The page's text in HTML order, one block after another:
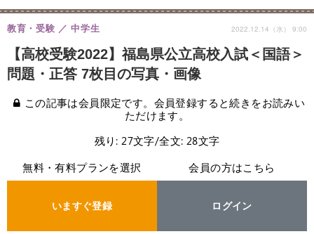
【高校受験2022】福島県公立高校入試＜国語＞
問題・正答 7枚目の写真・画像
教育・受験 中学生 2022.12.14（水） 9:00
この記事は会員限定です。会員登録すると続きをお読みい
ただけます。
残り: 27文字/全文: 28文字
無料・有料プランを選択
いますぐ登録
会員の方はこちら
ログイン